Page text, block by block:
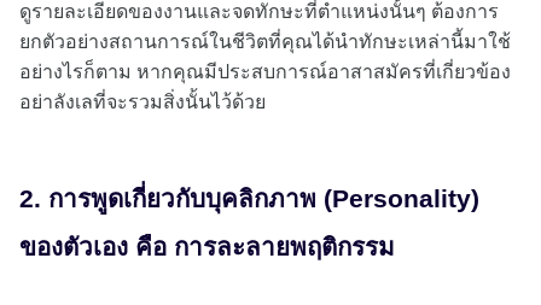
ดูรายละเอียดของงานและจดทักษะที่ตำแหน่งนั้นๆ ต้องการ
ยกตัวอย่างสถานการณ์ในชีวิตที่คุณได้นำทักษะเหล่านี้มาใช้
อย่างไรก็ตาม หากคุณมีประสบการณ์อาสาสมัครที่เกี่ยวข้อง
อย่าลังเลที่จะรวมสิ่งนั้นไว้ด้วย
2. การพูดเกี่ยวกับบุคลิกภาพ (Personality)
ของตัวเอง คือ การละลายพฤติกรรม